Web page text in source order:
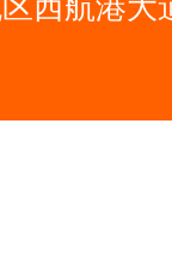
西航港大